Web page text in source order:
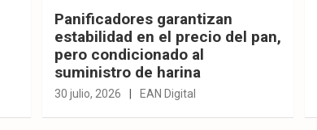
Panificadores garantizan
estabilidad en el precio del pan,
pero condicionado al
suministro de harina
30 julio, 2026 EAN Digital